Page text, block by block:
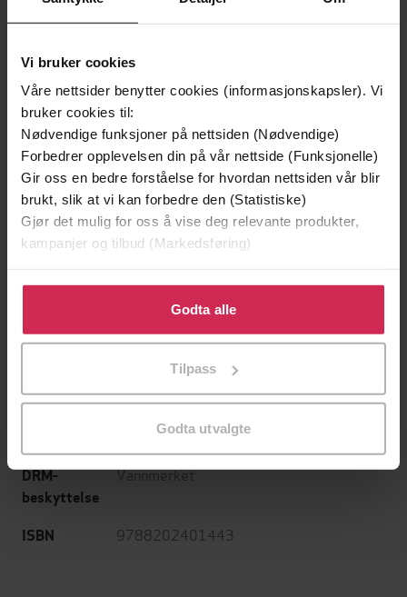
Vi bruker cookies
Våre nettsider benytter cookies (informasjonskapsler). Vi
bruker cookies til:
Nødvendige funksjoner på nettsiden (Nødvendige)
Forbedrer opplevelsen din på vår nettside (Funksjonelle)
Gir oss en bedre forståelse for hvordan nettsiden vår blir
brukt, slik at vi kan forbedre den (Statistiske)
Gjør det mulig for oss å vise deg relevante produkter,
kampanjer og tilbud (Markedsføring)
Klikk på «Godta alle» for å gi oss ditt samtykke til å
bruke cookies for alle disse formålene. Du kan også
tilpasse ditt samtykke til spesifikke formål ved å klikke
Godta alle
Tilpass
Godta utvalgte
Forfattere Hans Olav Lahlum(forfatter),Nils
Nordberg
Forlag Cappelen Damm
Utgitt 16.11.2012
Lengde 8:24
K2 og Patricia
Nummer i
4
Språk Bokmål
DRM-
beskyttelse
Vannmerket
ISBN 9788202401443